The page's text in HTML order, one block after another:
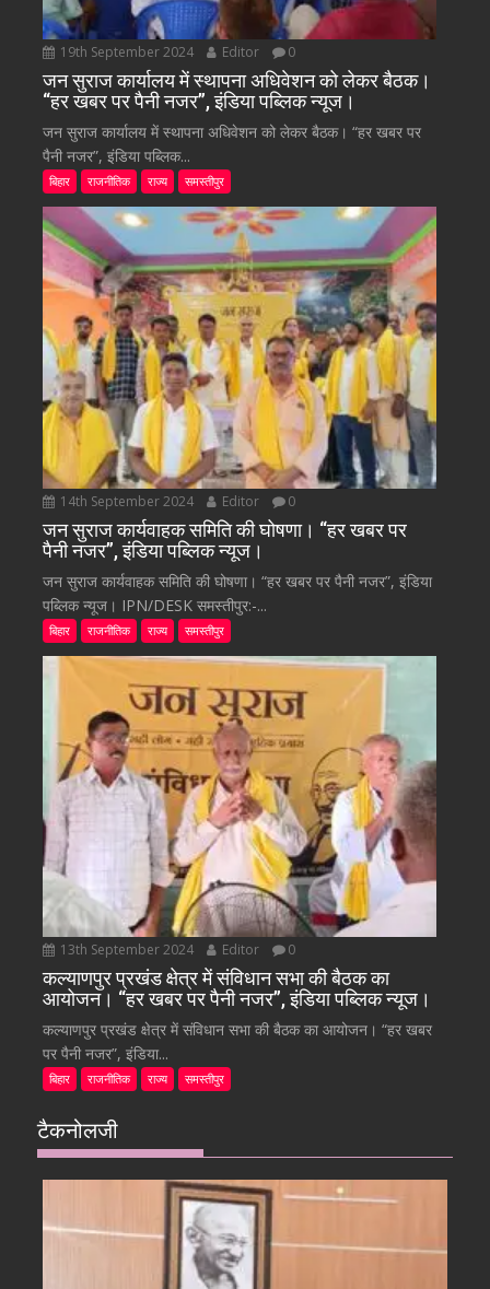
19th September 2024 Editor 0
जन सुराज कार्यालय में स्थापना अधिवेशन को लेकर बैठक।
“हर खबर पर पैनी नजर”, इंडिया पब्लिक न्यूज।
जन सुराज कार्यालय में स्थापना अधिवेशन को लेकर बैठक। “हर खबर पर
पैनी नजर”, इंडिया पब्लिक...
बिहार राजनीतिक राज्य समस्तीपुर
14th September 2024 Editor 0
जन सुराज कार्यवाहक समिति की घोषणा। “हर खबर पर
पैनी नजर”, इंडिया पब्लिक न्यूज।
जन सुराज कार्यवाहक समिति की घोषणा। “हर खबर पर पैनी नजर”, इंडिया
पब्लिक न्यूज। IPN/DESK समस्तीपुर:-...
बिहार राजनीतिक राज्य समस्तीपुर
13th September 2024 Editor 0
कल्याणपुर प्रखंड क्षेत्र में संविधान सभा की बैठक का
आयोजन। “हर खबर पर पैनी नजर”, इंडिया पब्लिक न्यूज।
कल्याणपुर प्रखंड क्षेत्र में संविधान सभा की बैठक का आयोजन। “हर खबर
पर पैनी नजर”, इंडिया...
बिहार राजनीतिक राज्य समस्तीपुर
टैकनोलजी